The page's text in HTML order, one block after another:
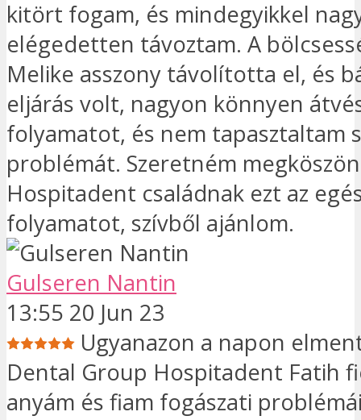
kitört fogam, és mindegyikkel
elégedetten távoztam. A
Melike asszony távolította el, és
eljárás volt, nagyon könnyen
folyamatot, és nem tapasztaltam
problémát. Szeretném
Hospitadent családnak ezt az
folyamatot, szívből ajánlom.
Gulseren Nantin
13:55 20 Jun 23
Ugyanazon a napon
Dental Group Hospitadent Fatih
anyám és fiam fogászati